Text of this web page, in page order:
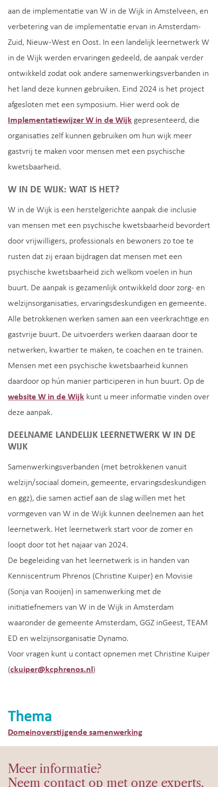
aan de implementatie van W in de Wijk in Amstelveen, en
verbetering van de implementatie ervan in Amsterdam-
Zuid, Nieuw-West en Oost. In een landelijk leernetwerk W
in de Wijk werden ervaringen gedeeld, de aanpak verder
ontwikkeld zodat ook andere samenwerkingsverbanden in
het land deze kunnen gebruiken. Eind 2024 is het project
afgesloten met een symposium. Hier werd ook de
Implementatiewijzer W in de Wijk gepresenteerd, die
organisaties zelf kunnen gebruiken om hun wijk meer
gastvrij te maken voor mensen met een psychische
kwetsbaarheid.
W IN DE WIJK: WAT IS HET?
W in de Wijk is een herstelgerichte aanpak die inclusie
van mensen met een psychische kwetsbaarheid bevordert
door vrijwilligers, professionals en bewoners zo toe te
rusten dat zij eraan bijdragen dat mensen met een
psychische kwetsbaarheid zich welkom voelen in hun
buurt. De aanpak is gezamenlijk ontwikkeld door zorg- en
welzijnsorganisaties, ervaringsdeskundigen en gemeente.
Alle betrokkenen werken samen aan een veerkrachtige en
gastvrije buurt. De uitvoerders werken daaraan door te
netwerken, kwartier te maken, te coachen en te trainen.
Mensen met een psychische kwetsbaarheid kunnen
daardoor op hún manier participeren in hun buurt. Op de
website W in de Wijk kunt u meer informatie vinden over
deze aanpak.
DEELNAME LANDELIJK LEERNETWERK W IN DE
WIJK
Samenwerkingsverbanden (met betrokkenen vanuit
welzijn/sociaal domein, gemeente, ervaringsdeskundigen
en ggz), die samen actief aan de slag willen met het
vormgeven van W in de Wijk kunnen deelnemen aan het
leernetwerk. Het leernetwerk start voor de zomer en
loopt door tot het najaar van 2024.
De begeleiding van het leernetwerk is in handen van
Kenniscentrum Phrenos (Christine Kuiper) en Movisie
(Sonja van Rooijen) in samenwerking met de
initiatiefnemers van W in de Wijk in Amsterdam
waaronder de gemeente Amsterdam, GGZ inGeest, TEAM
ED en welzijnsorganisatie Dynamo.
Voor vragen kunt u contact opnemen met Christine Kuiper
(ckuiper@kcphrenos.nl)
Thema
Domeinoverstijgende samenwerking
Meer informatie?
Neem contact op met onze experts.